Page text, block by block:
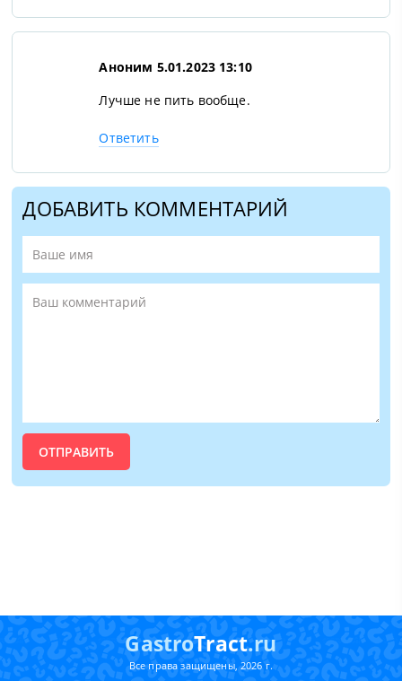
Аноним 5.01.2023 13:10
Лучше не пить вообще.
Ответить
ДОБАВИТЬ КОММЕНТАРИЙ
GastroTract.ru
Все права защищены, 2026 г.